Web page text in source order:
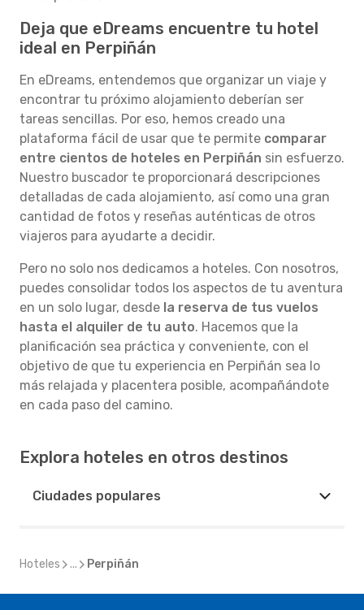
Deja que eDreams encuentre tu hotel
ideal en Perpiñán
En eDreams, entendemos que organizar un viaje y
encontrar tu próximo alojamiento deberían ser
tareas sencillas. Por eso, hemos creado una
plataforma fácil de usar que te permite comparar
entre cientos de hoteles en Perpiñán sin esfuerzo.
Nuestro buscador te proporcionará descripciones
detalladas de cada alojamiento, así como una gran
cantidad de fotos y reseñas auténticas de otros
viajeros para ayudarte a decidir.
Pero no solo nos dedicamos a hoteles. Con nosotros,
puedes consolidar todos los aspectos de tu aventura
en un solo lugar, desde la reserva de tus vuelos
hasta el alquiler de tu auto. Hacemos que la
planificación sea práctica y conveniente, con el
objetivo de que tu experiencia en Perpiñán sea lo
más relajada y placentera posible, acompañándote
en cada paso del camino.
Explora hoteles en otros destinos
Ciudades populares
Hoteles ... Perpiñán